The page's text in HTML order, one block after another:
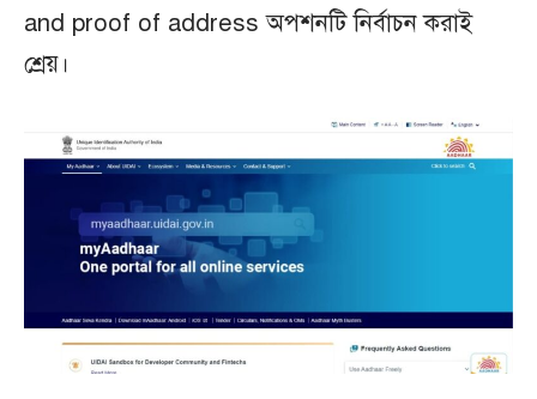
and proof of address অপশনটি নির্বাচন করাই
শ্রেয়।